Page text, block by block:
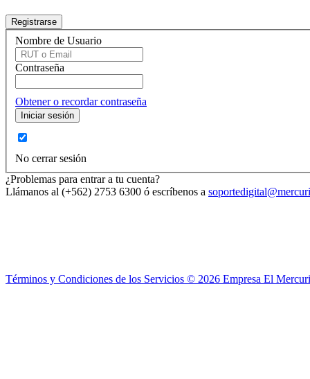
Nombre de Usuario
Contraseña
Obtener o recordar contraseña
No cerrar sesión
¿Problemas para entrar a tu cuenta?
Llámanos al (+562) 2753 6300 ó escríbenos a
Términos y Condiciones de los Servicios © 2026 Empresa El